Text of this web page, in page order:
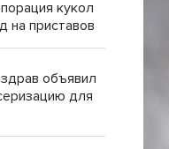
кукол
на приставов
объявил
для